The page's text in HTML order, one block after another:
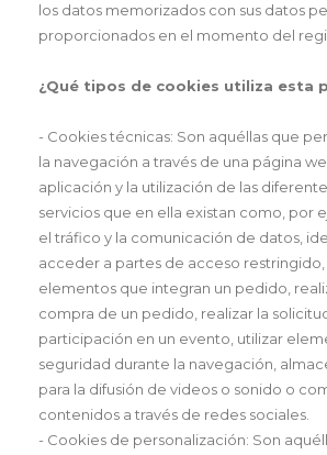
los datos memorizados con sus datos
proporcionados en el momento del
¿Qué tipos de cookies utiliza esta
- Cookies técnicas: Son aquéllas que
la navegación a través de una página
aplicación y la utilización de las
servicios que en ella existan como, por
el tráfico y la comunicación de datos,
acceder a partes de acceso
elementos que integran un pedido,
compra de un pedido, realizar la
participación en un evento, utilizar
seguridad durante la navegación,
para la difusión de videos o sonido o
contenidos a través de redes sociales.
- Cookies de personalización: Son